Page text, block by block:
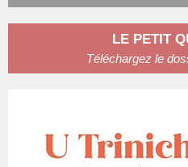
LE PETIT
Téléchargez le